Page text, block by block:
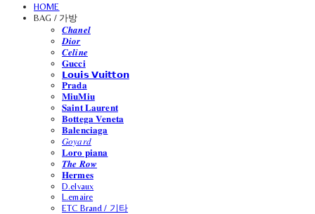
HOME
BAG / 가방
𝑪𝒉𝒂𝒏𝒆𝒍
𝑫𝒊𝒐𝒓
𝑪𝒆𝒍𝒊𝒏𝒆
𝐆𝐮𝐜𝐜𝐢
𝗟𝗼𝘂𝗶𝘀 𝗩𝘂𝗶𝘁𝘁𝗼𝗻
𝐏𝐫𝐚𝐝𝐚
𝐌𝐢𝐮𝐌𝐢𝐮
𝐒𝐚𝐢𝐧𝐭 𝐋𝐚𝐮𝐫𝐞𝐧𝐭
𝐁𝐨𝐭𝐭𝐞𝐠𝐚 𝐕𝐞𝐧𝐞𝐭𝐚
𝐁𝐚𝐥𝐞𝐧𝐜𝐢𝐚𝐠𝐚
𝐺𝑜𝑦𝑎𝑟𝑑
𝐋𝐨𝐫𝐨 𝐩𝐢𝐚𝐧𝐚
𝑻𝒉𝒆 𝑹𝒐𝒘
𝐇𝐞𝐫𝐦𝐞𝐬
D.elvaux
L.emaire
ETC Brand / 기타